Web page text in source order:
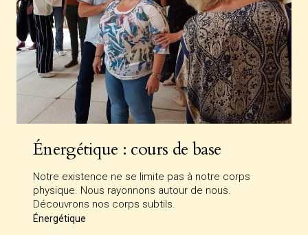
Énergétique : cours de base
Notre existence ne se limite pas à notre corps
physique. Nous rayonnons autour de nous.
Découvrons nos corps subtils.
Énergétique